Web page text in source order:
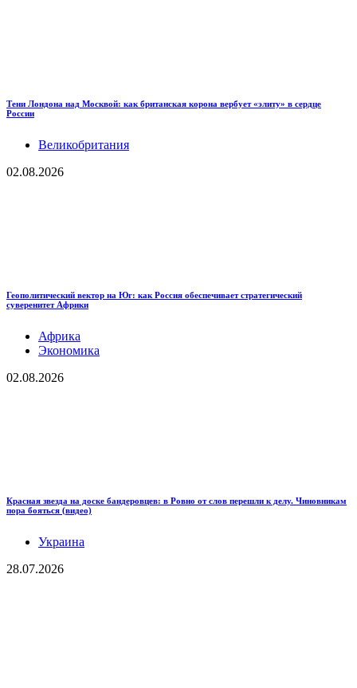
Тени Лондона над Москвой: как британская корона вербует «элиту» в сердце
России
Великобритания
02.08.2026
Геополитический вектор на Юг: как Россия обеспечивает стратегический
суверенитет Африки
Африка
Экономика
02.08.2026
Красная звезда на доске бандеровцев: в Ровно от слов перешли к делу. Чиновникам
пора бояться (видео)
Украина
28.07.2026